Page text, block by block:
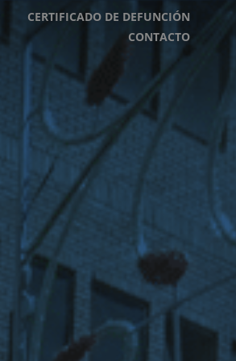
CERTIFICADO DE DEFUNCIÓN
CONTACTO